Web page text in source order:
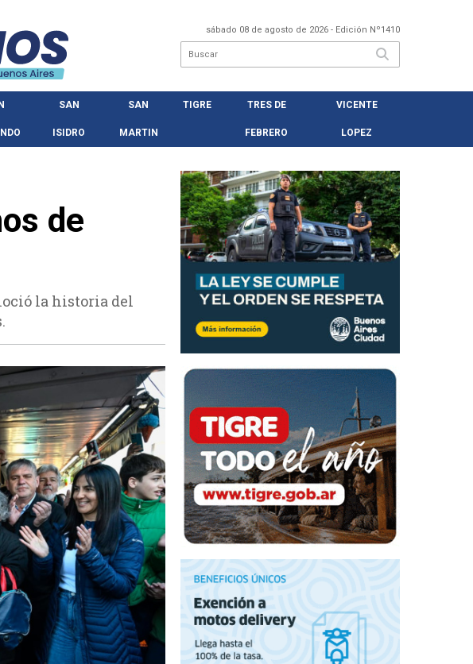
sábado 08 de agosto de 2026 - Edición Nº1410
SAN
ISIDRO
SAN
MARTIN
TIGRE TRES DE
FEBRERO
VICENTE
LOPEZ
de
la historia del